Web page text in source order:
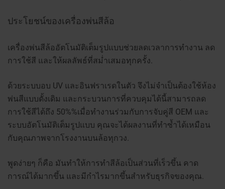
ประโยชน์ของเครื่องพ่นสีล้อ
เครื่องพ่นสีล้ออัตโนมัติเต็มรูปแบบช่วยลดเวลาการทำงาน ลด
การใช้สี และให้ผลลัพธ์ที่สม่ำเสมอทุกครั้ง.
ด้วยระบบอบ UV และอินฟราเรดในตัว จึงไม่จำเป็นต้องใช้ห้อง
พ่นสีแบบดั้งเดิม และกระบวนการที่ควบคุมได้นี้สามารถลด
การใช้สีได้ถึง 50%%เมื่อทำงานร่วมกับการจับคู่สี OEM และ
ระบบอัตโนมัติเต็มรูปแบบ คุณจะได้ผลงานที่ทำซ้ำได้เหมือน
กับคุณภาพจากโรงงานบนล้อทุกวง.
พูดง่ายๆ ก็คือ มันทำให้การทำสีล้อเป็นส่วนที่เร็วขึ้น คาด
การณ์ได้มากขึ้น และมีกำไรมากขึ้นสำหรับธุรกิจของคุณ.